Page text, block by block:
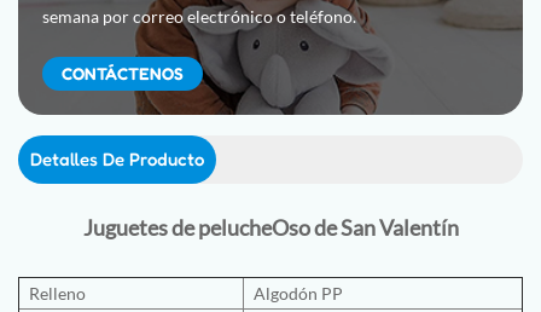
semana por correo electrónico o teléfono.
CONTÁCTENOS
Detalles De Producto
Juguetes de pelucheOso de San Valentín
Relleno
Algodón PP